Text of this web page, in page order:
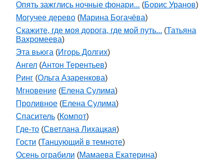
Опять зажглись ночные фонари... (Борис Уранов)
Могучее дерево (Марина Богачёва)
Скажите, где моя дорога, где мой путь... (Татьяна
Вахромеева)
Эта вьюга (Игорь Долгих)
Ангел (Антон Терентьев)
Ринг (Ольга Азаренкова)
Мгновение (Елена Сулима)
Проливное (Елена Сулима)
Спаситель (Компот)
Где-то (Светлана Лихацкая)
Гости (Танцующий в темноте)
Осень ограбили (Мамаева Екатерина)